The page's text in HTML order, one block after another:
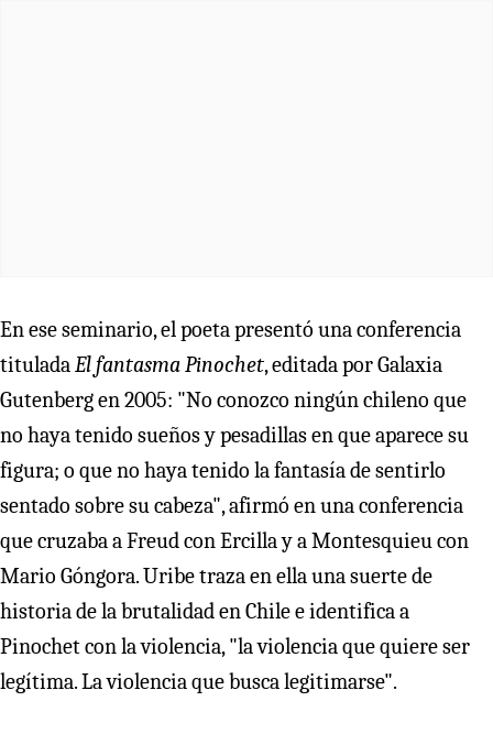
En ese seminario, el poeta presentó una conferencia
tituladaEl fantasma Pinochet, editada por Galaxia
Gutenberg en 2005: "No conozco ningún chileno que
no haya tenido sueños y pesadillas en que aparece su
figura; o que no haya tenido la fantasía de sentirlo
sentado sobre su cabeza", afirmó en una conferencia
que cruzaba a Freud con Ercilla y a Montesquieu con
Mario Góngora. Uribe traza en ella una suerte de
historia de la brutalidad en Chile e identifica a
Pinochet con la violencia, "la violencia que quiere ser
legítima. La violencia que busca legitimarse".